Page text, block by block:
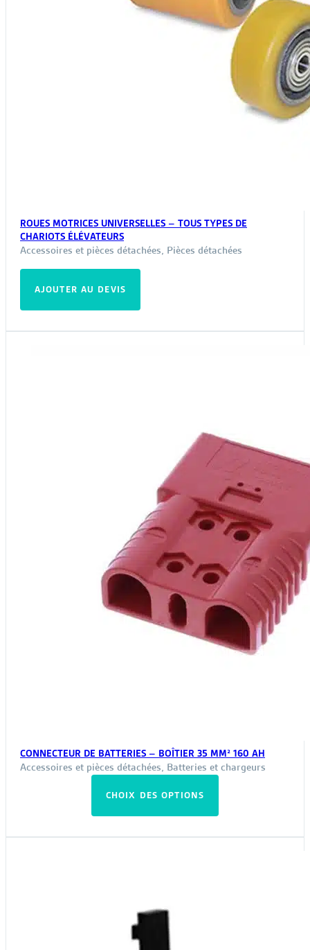
ROUES MOTRICES UNIVERSELLES – TOUS TYPES DE
CHARIOTS ÉLÉVATEURS
Accessoires et pièces détachées, Pièces détachées
AJOUTER AU DEVIS
CONNECTEUR DE BATTERIES – BOÎTIER 35 MM² 160 AH
Accessoires et pièces détachées, Batteries et chargeurs
CHOIX DES OPTIONS
a
plusieurs